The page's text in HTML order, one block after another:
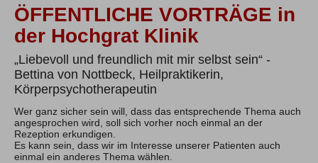
ÖFFENTLICHE VORTRÄGE in
der Hochgrat Klinik
„Liebevoll und freundlich mit mir selbst sein“ -
Bettina von Nottbeck, Heilpraktikerin,
Körperpsychotherapeutin
Wer ganz sicher sein will, dass das entsprechende Thema auch
angesprochen wird, soll sich vorher noch einmal an der
Rezeption erkundigen.
Es kann sein, dass wir im Interesse unserer Patienten auch
einmal ein anderes Thema wählen.